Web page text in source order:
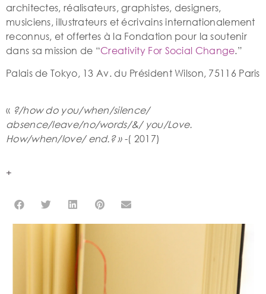
architectes, réalisateurs, graphistes, designers,
musiciens, illustrateurs et écrivains internationalement
reconnus, et offertes à la Fondation pour la soutenir
dans sa mission de “Creativity For Social Change.”
Palais de Tokyo, 13 Av. du Président Wilson, 75116 Paris
« ?/how do you/when/silence/
absence/leave/no/words/&/ you/Love.
How/when/love/ end.? »-( 2017)
+